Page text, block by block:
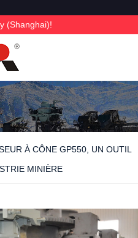
(Shanghai)!
À CÔNE GP550, UN OUTIL
MINIÈRE